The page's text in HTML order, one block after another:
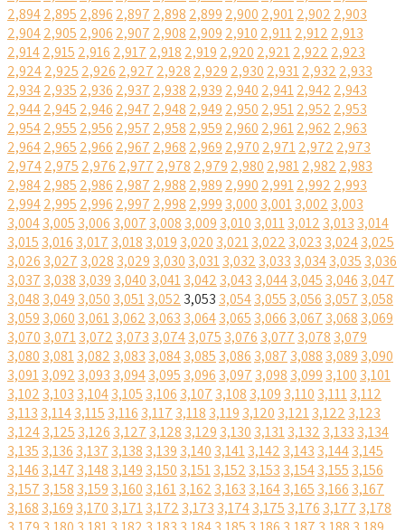
2,8942,895 2,896 2,897 2,898 2,899 2,900 2,9012,902 2,903
2,9042,905 2,906 2,907 2,908 2,909 2,910 2,9112,912 2,913
2,9142,915 2,916 2,917 2,918 2,919 2,920 2,9212,922 2,923
2,9242,925 2,926 2,927 2,928 2,929 2,930 2,9312,932 2,933
2,9342,935 2,936 2,937 2,938 2,939 2,940 2,9412,942 2,943
2,9442,945 2,946 2,947 2,948 2,949 2,950 2,9512,952 2,953
2,9542,955 2,956 2,957 2,958 2,959 2,960 2,9612,962 2,963
2,9642,965 2,966 2,967 2,968 2,969 2,970 2,9712,972 2,973
2,9742,975 2,976 2,977 2,978 2,979 2,980 2,9812,982 2,983
2,9842,985 2,986 2,987 2,988 2,989 2,990 2,9912,992 2,993
2,9942,995 2,996 2,997 2,998 2,999 3,000 3,0013,002 3,003
3,0043,005 3,006 3,007 3,008 3,009 3,010 3,0113,012 3,013 3,014
3,015 3,016 3,017 3,018 3,019 3,020 3,0213,022 3,023 3,0243,025
3,026 3,027 3,028 3,029 3,030 3,0313,032 3,033 3,0343,035 3,036
3,037 3,038 3,039 3,040 3,0413,042 3,043 3,0443,045 3,046 3,047
3,048 3,049 3,050 3,0513,052 3,053 3,0543,055 3,056 3,057 3,058
3,059 3,060 3,0613,062 3,063 3,0643,065 3,066 3,067 3,068 3,069
3,070 3,0713,072 3,073 3,0743,075 3,076 3,077 3,078 3,079
3,080 3,0813,082 3,083 3,0843,085 3,086 3,087 3,088 3,089 3,090
3,0913,092 3,093 3,0943,095 3,096 3,097 3,098 3,099 3,100 3,101
3,102 3,103 3,1043,105 3,106 3,107 3,108 3,109 3,110 3,1113,112
3,113 3,1143,115 3,116 3,117 3,118 3,119 3,120 3,1213,122 3,123
3,1243,125 3,126 3,127 3,128 3,129 3,130 3,1313,132 3,133 3,134
3,135 3,136 3,137 3,138 3,139 3,140 3,1413,142 3,143 3,1443,145
3,146 3,147 3,148 3,149 3,150 3,1513,152 3,153 3,1543,155 3,156
3,157 3,158 3,159 3,160 3,1613,162 3,163 3,1643,165 3,166 3,167
3,168 3,169 3,170 3,1713,172 3,173 3,1743,175 3,176 3,177 3,178